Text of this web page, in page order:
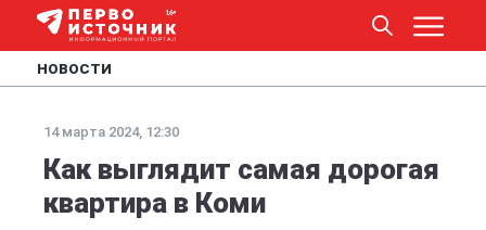
НОВОСТИ
14 марта 2024, 12:30
Как выглядит самая дорогая
квартира в Коми